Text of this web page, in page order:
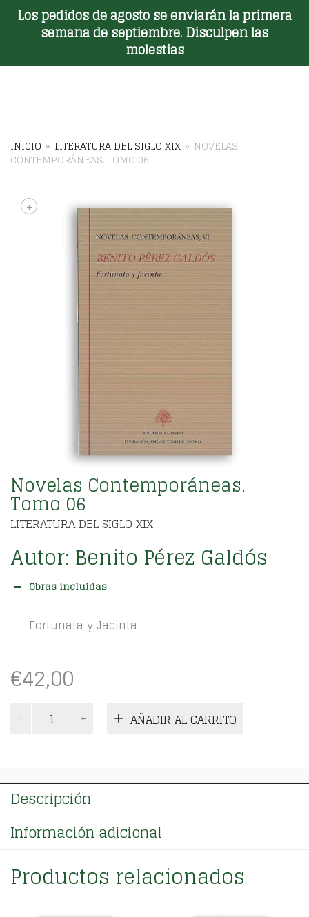
Los pedidos de agosto se enviarán la primera
semana de septiembre. Disculpen las
molestias
Toggle Menu
INICIO » LITERATURA DEL SIGLO XIX » NOVELAS
CONTEMPORÁNEAS. TOMO 06
+
Novelas Contemporáneas.
Tomo 06
LITERATURA DEL SIGLO XIX
Autor: Benito Pérez Galdós
Obras incluidas
Fortunata y Jacinta
€42,00
Novelas
Contemporáneas. AÑADIR AL CARRITO
Descripción
Información adicional
Productos relacionados